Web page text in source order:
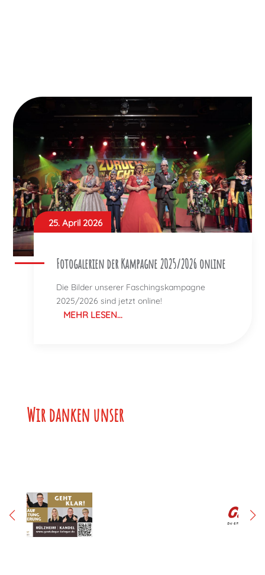
25. April 2026
Fotogalerien der Kampagne 2025/2026 online
Die Bilder unserer Faschingskampagne
2025/2026 sind jetzt online!
MEHR LESEN...
Wir danken unsere